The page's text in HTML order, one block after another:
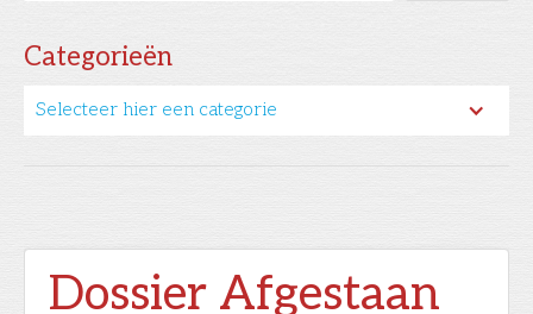
Categorieën
Selecteer hier een categorie
Dossier Afgestaan